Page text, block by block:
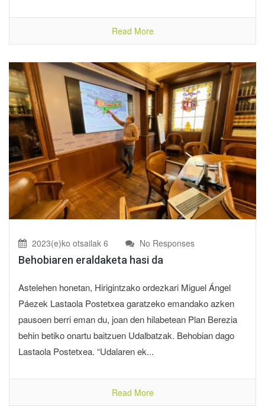
Read More
2023(e)ko otsailak 6 No Responses
Behobiaren eraldaketa hasi da
Astelehen honetan, Hirigintzako ordezkari Miguel Ángel
Páezek Lastaola Postetxea garatzeko emandako azken
pausoen berri eman du, joan den hilabetean Plan Berezia
behin betiko onartu baitzuen Udalbatzak. Behobian dago
Lastaola Postetxea. “Udalaren ek...
Read More